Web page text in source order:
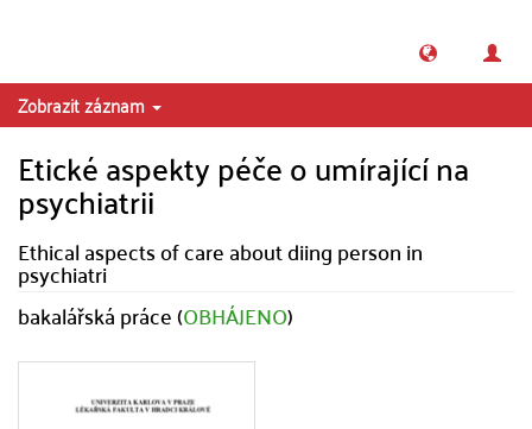
Zobrazit záznam
Etické aspekty péče o umírající na
psychiatrii
Ethical aspects of care about diing person in
psychiatri
bakalářská práce (OBHÁJENO)